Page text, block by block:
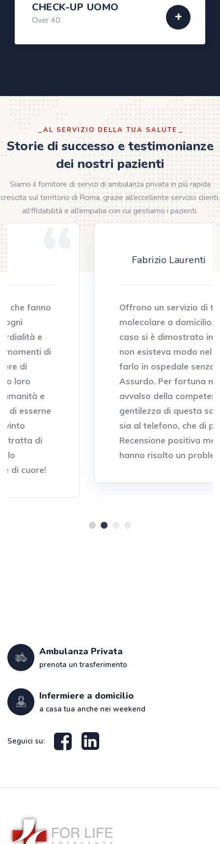
CHECK-UP UOMO
Over 40
AL SERVIZIO DELLA TUA SALUTE
Storie di successo e testimonianze
dei nostri pazienti
Siamo il fornitore di servizi di ambulanza privata in più rapida
crescita sul territorio di Roma, grazie all’eccellente servizio clienti,
all’ffidabilità e all’empatia con cui gestiamo i pazienti.
Offrono un servizio di tampone
molecolare a domicilio, che nel mio
caso si è dimostrato indispensabile:
non esisteva modo nel mio caso di
farlo in ospedale senza auto!
Assurdo. Per fortuna mi sono invece
avvalso della competenza e
gentilezza di questa società. Gentili
sia al telefono, che di presenza.
Recensione positiva meritatissima: mi
hanno risolto un problema
Ambulanza Privata
prenota un trasferimento
Infermiere a domicilio
a casa tua anche nei weekend
Seguici su: